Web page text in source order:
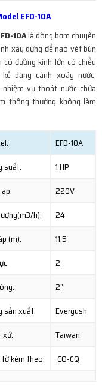
EFD-10A
10Alà dòng bơm chuyên
xây dựng để nạo vét bùn
đường kính lớn có chiều
dạng cánh xoáy nước,
vụ thoát nước chứa
thông thường không làm
EFD-10A
suất:
1 HP
220V
h):
24
(m):
11.5
2
2”
sản xuất:
Evergush
xứ:
Taiwan
tờ kèm theo:
CO-CQ